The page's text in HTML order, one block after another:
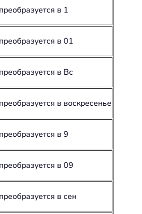
в 1
в 01
в Вс
в воскресенье
в 9
в 09
в сен